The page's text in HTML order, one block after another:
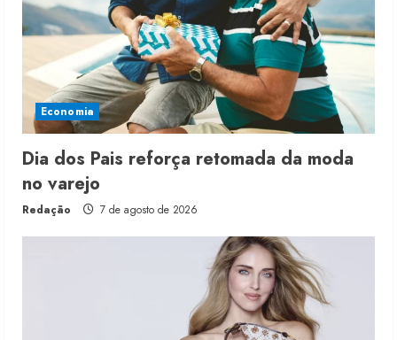
Economia
Dia dos Pais reforça retomada da moda
no varejo
Redação 7 de agosto de 2026